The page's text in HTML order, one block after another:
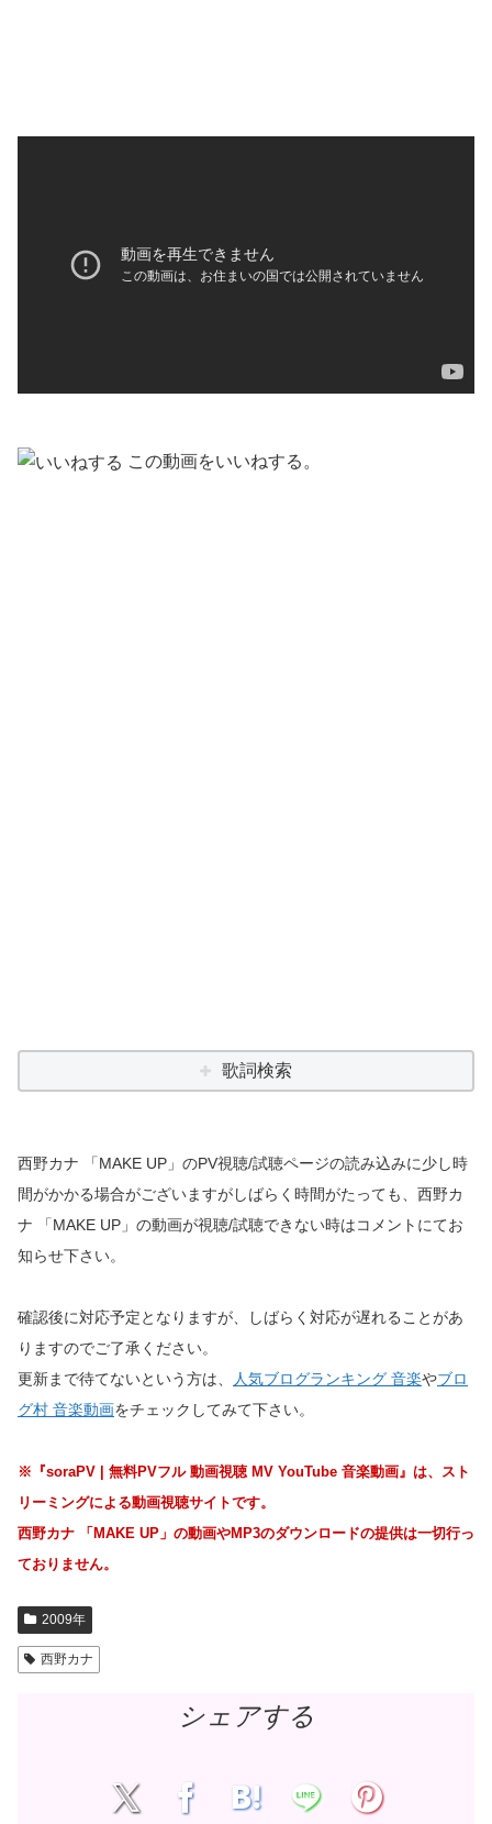
この動画をいいねする。
歌詞検索
西野カナ 「MAKE UP」のPV視聴/試聴ページの読み込みに少し時
間がかかる場合がございますがしばらく時間がたっても、西野カ
ナ 「MAKE UP」の動画が視聴/試聴できない時はコメントにてお
知らせ下さい。
確認後に対応予定となりますが、しばらく対応が遅れることがあ
りますのでご了承ください。
更新まで待てないという方は、
人気ブログランキング 音楽やブロ
グ村 音楽動画をチェックしてみて下さい。
※『soraPV | 無料PVフル 動画視聴 MV YouTube 音楽動画』は、スト
リーミングによる動画視聴サイトです。
西野カナ 「MAKE UP」の動画やMP3のダウンロードの提供は一切行っ
ておりません。
2009年
西野カナ
シェアする